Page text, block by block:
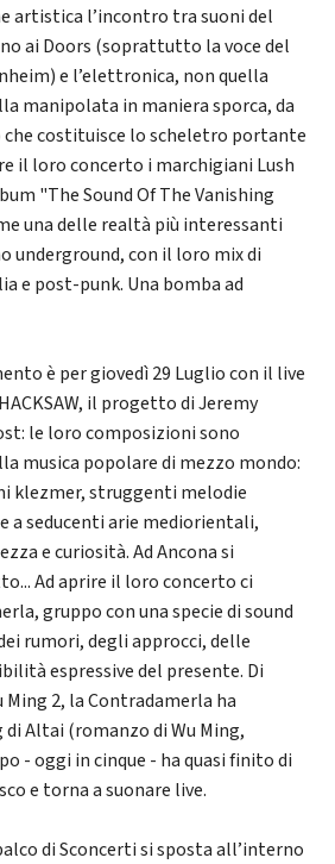
artistica l’incontro tra suoni del
ai Doors (soprattutto la voce del
e l’elettronica, non quella
manipolata in maniera sporca, da
che costituisce lo scheletro portante
il loro concerto i marchigiani Lush
"The Sound Of The Vanishing
una delle realtà più interessanti
underground, con il loro mix di
e post-punk. Una bomba ad
è per giovedì 29 Luglio con il live
il progetto di Jeremy
le loro composizioni sono
musica popolare di mezzo mondo:
klezmer, struggenti melodie
a seducenti arie mediorientali,
e curiosità. Ad Ancona si
Ad aprire il loro concerto ci
gruppo con una specie di sound
rumori, degli approcci, delle
espressive del presente. Di
Ming 2, la Contradamerla ha
Altai (romanzo di Wu Ming,
- oggi in cinque - ha quasi finito di
e torna a suonare live.
di Sconcerti si sposta all’interno